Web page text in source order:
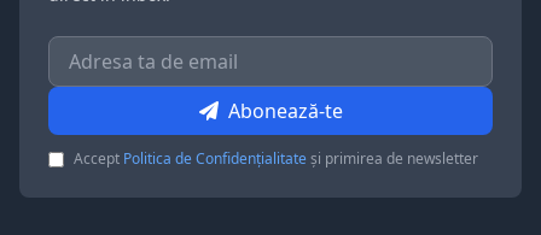
Abonează-te
Accept Politica de Confidențialitateși primirea de newsletter